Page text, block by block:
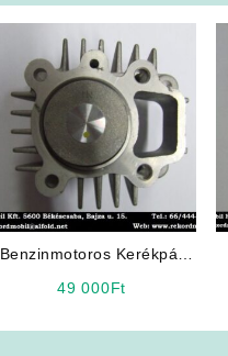
Benzinmotoros Kerékpár
49 000Ft